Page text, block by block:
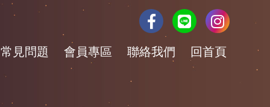
常見問題 會員專區 聯絡我們 回首頁